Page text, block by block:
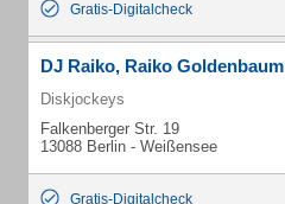
Gratis-Digitalcheck
DJ Raiko, Raiko Goldenbaum
Diskjockeys
Falkenberger Str. 19
13088 Berlin - Weißensee
Gratis-Digitalcheck